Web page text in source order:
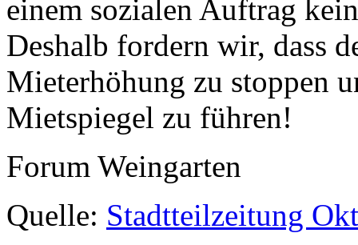
einem sozialen Auftrag
Deshalb fordern wir, dass
Mieterhöhung zu stoppen
Mietspiegel zu führen!
Forum Weingarten
Quelle: Stadtteilzeitung